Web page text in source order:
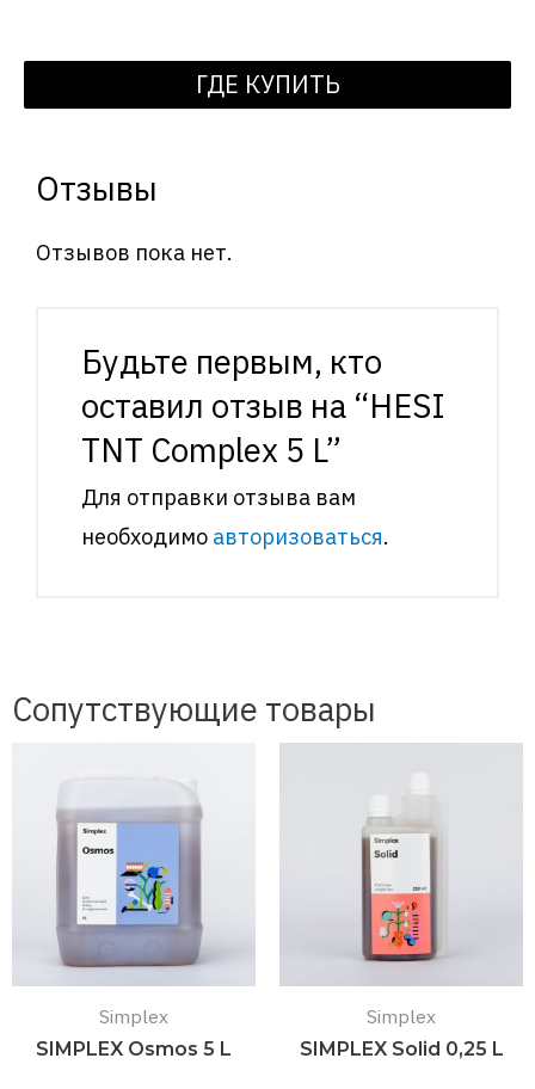
ГДЕ КУПИТЬ
Отзывы
Отзывов пока нет.
Будьте первым, кто
оставил отзыв на “HESI
TNT Complex 5 L”
Для отправки отзыва вам
необходимо авторизоваться.
Сопутствующие товары
Simplex
SIMPLEX Osmos 5 L
Simplex
SIMPLEX Solid 0,25 L